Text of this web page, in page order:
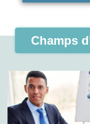
Champs